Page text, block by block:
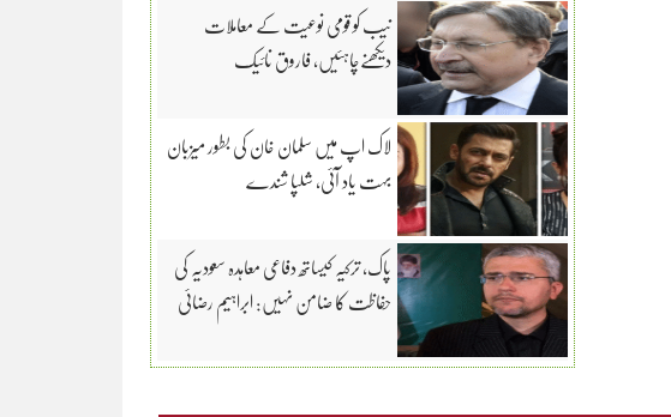
نیب کو قومی نوعیت کے معاملات
دیکھنےچاہئیں، فاروق نائیک
لاک اپ میں سلمان خان کی بطور میزبان
بہت یاد آئی، شلپا شندے
پاک، ترکیہ کیساتھ دفاعی معاہدہ سعودیہ کی
حفاظت کا ضامن نہیں: ابراہیم رضائی